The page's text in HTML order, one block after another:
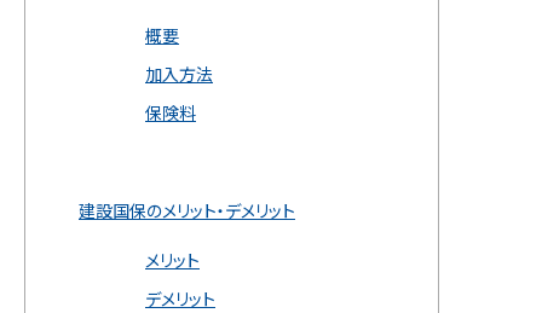
概要
加入方法
保険料
建設国保のメリット・デメリット
メリット
デメリット